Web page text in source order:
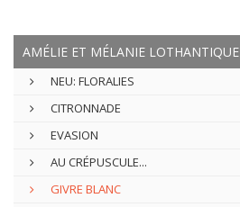
AMÉLIE ET MÉLANIE LOTHANTIQUE
NEU: FLORALIES
CITRONNADE
EVASION
AU CRÉPUSCULE...
GIVRE BLANC